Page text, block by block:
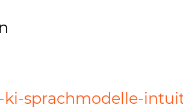
ki-sprachmodelle-